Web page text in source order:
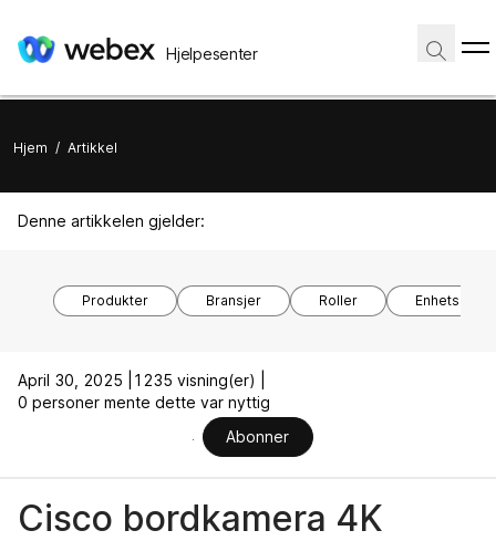
Hjelpesenter
Hjem / Artikkel
Denne artikkelen gjelder:
Produkter Bransjer Roller
April 30, 2025 |
1235 visning(er) |
0 personer mente dette var nyttig
Abonner
Cisco bordkamera 4K